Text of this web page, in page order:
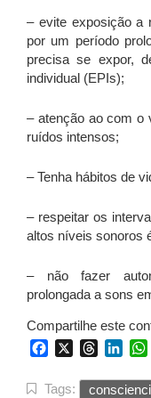
– evite exposição a
por um período
precisa se expor,
individual (EPIs);
– atenção ao com o
ruídos intensos;
– Tenha hábitos de
– respeitar os
altos níveis sonoros
– não fazer
prolongada a sons
Compartilhe este
FacebookThreads
Tags: